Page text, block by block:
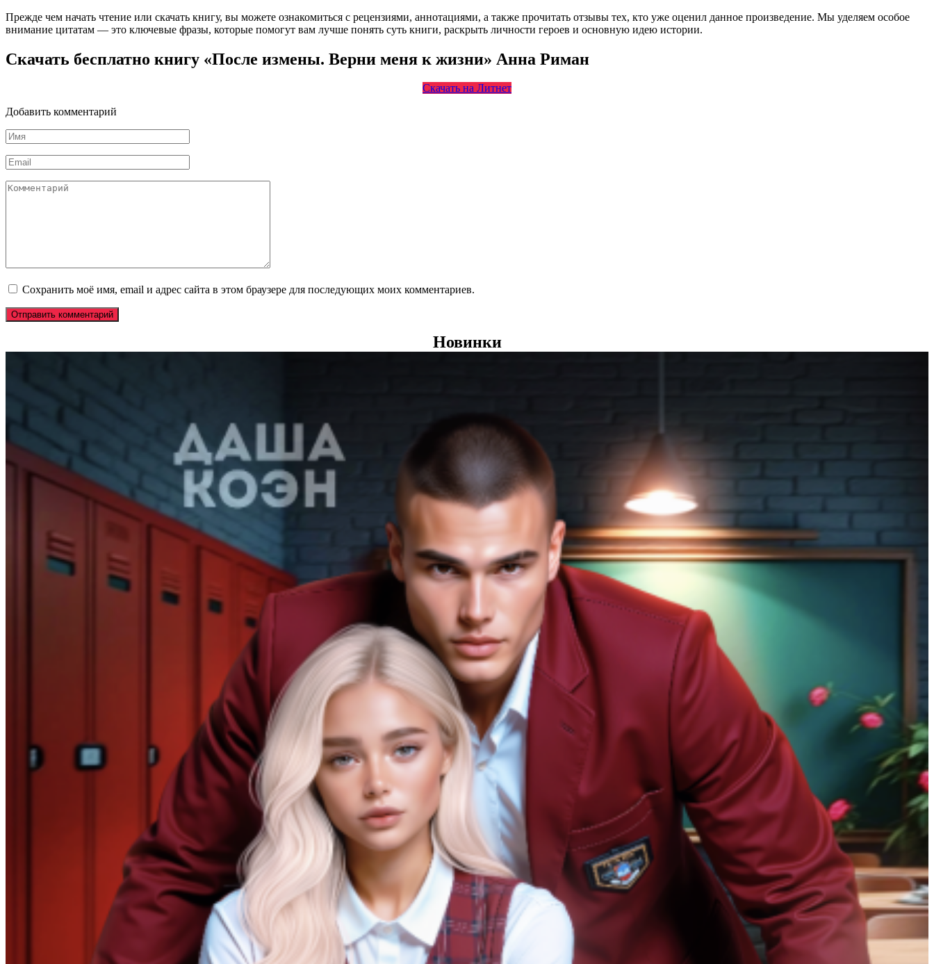
Прежде чем начать чтение или скачать книгу, вы можете ознакомиться с рецензиями, аннотациями, а также прочитать отзывы тех, кто уже оценил данное произведение. Мы уделяем особое
внимание цитатам — это ключевые фразы, которые помогут вам лучше понять суть книги, раскрыть личности героев и основную идею истории.
Скачать бесплатно книгу «После измены. Верни меня к жизни» Анна Риман
Скачать на Литнет
Добавить комментарий
Имя
*
Email
*
Комментарий
Сохранить моё имя, email и адрес сайта в этом браузере для последующих моих комментариев.
Новинки